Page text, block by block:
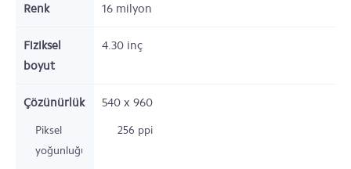
Renk 16 milyon
Fiziksel
boyut
4.30 inç
Çözünürlük 540 x 960
Piksel
yoğunluğu
256 ppi